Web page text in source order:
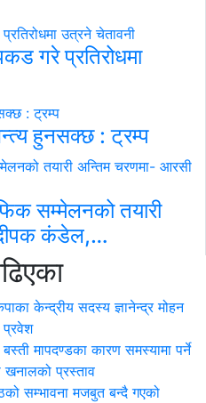
गरे प्रतिरोधमा
हुनसक्छ : ट्रम्प
सम्मेलनको तयारी
कंडेल,…
केन्द्रीय सदस्य ज्ञानेन्द्र मोहन
प्रवेश
मापदण्डका कारण समस्यामा पर्ने
खनालको प्रस्ताव
सम्भावना मजबुत बन्दै गएको